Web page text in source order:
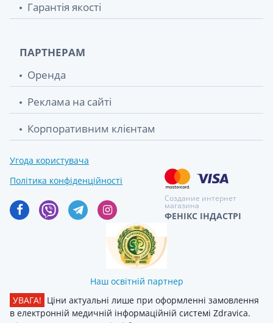
Гарантія якості
ПАРТНЕРАМ
Оренда
Реклама на сайті
Корпоративним клієнтам
Угода користувача
Політика конфіденційності
Создание интернет
магазина
ФЕНІКС ІНДАСТРІ
Наш освітній партнер
УВАГА! Ціни актуальні лише при оформленні замовлення
в електронній медичній інформаційній системі Zdravica.